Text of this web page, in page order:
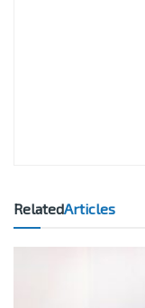
RelatedArticles